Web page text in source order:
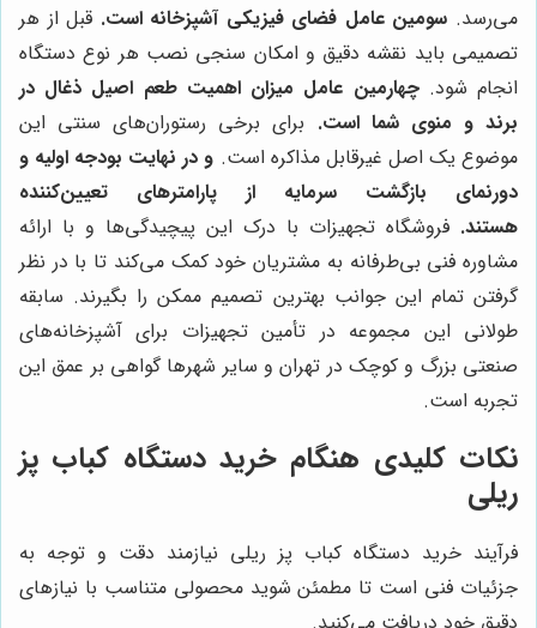
می‌رسد. سومین عامل فضای فیزیکی آشپزخانه است. قبل از هر
تصمیمی باید نقشه دقیق و امکان سنجی نصب هر نوع دستگاه
انجام شود. چهارمین عامل میزان اهمیت طعم اصیل ذغال در
برند و منوی شما است. برای برخی رستوران‌های سنتی این
موضوع یک اصل غیرقابل مذاکره است. و در نهایت بودجه اولیه و
دورنمای بازگشت سرمایه از پارامترهای تعیین‌کننده
هستند. فروشگاه تجهیزات با درک این پیچیدگی‌ها و با ارائه
مشاوره فنی بی‌طرفانه به مشتریان خود کمک می‌کند تا با در نظر
گرفتن تمام این جوانب بهترین تصمیم ممکن را بگیرند. سابقه
طولانی این مجموعه در تأمین تجهیزات برای آشپزخانه‌های
صنعتی بزرگ و کوچک در تهران و سایر شهرها گواهی بر عمق این
تجربه است.
نکات کلیدی هنگام خرید دستگاه کباب پز
ریلی
فرآیند خرید دستگاه کباب پز ریلی نیازمند دقت و توجه به
جزئیات فنی است تا مطمئن شوید محصولی متناسب با نیازهای